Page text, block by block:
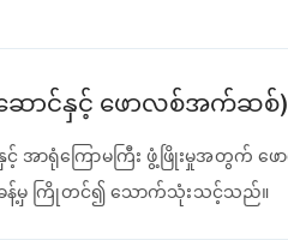
ဆောင်နှင့် ဖောလစ်အက်ဆစ်)
င့် အာရုံကြောမကြီး ဖွံ့ဖြိုးမှုအတွက်
ခန့်မှ ကြိုတင်၍ သောက်သုံးသင့်သည်။